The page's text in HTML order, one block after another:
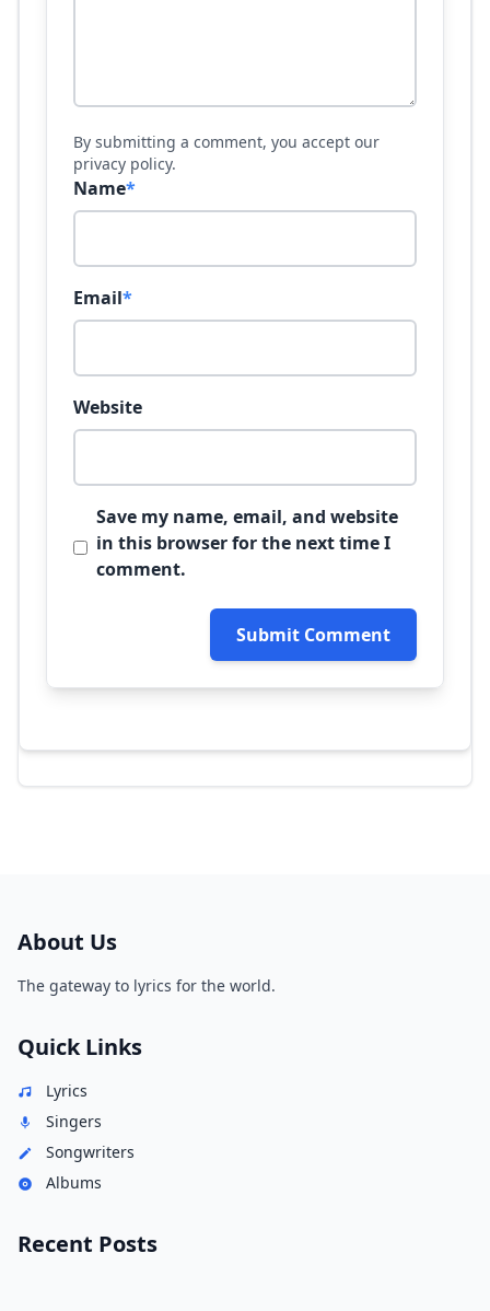
By submitting a comment, you accept our
privacy policy.
Name*
Email*
Website
Save my name, email, and website
in this browser for the next time I
comment.
Submit Comment
About Us
The gateway to lyrics for the world.
Quick Links
Lyrics
Singers
Songwriters
Albums
Recent Posts